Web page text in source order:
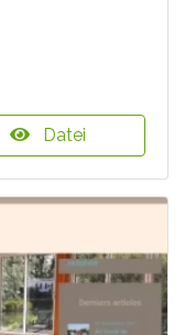
Datei